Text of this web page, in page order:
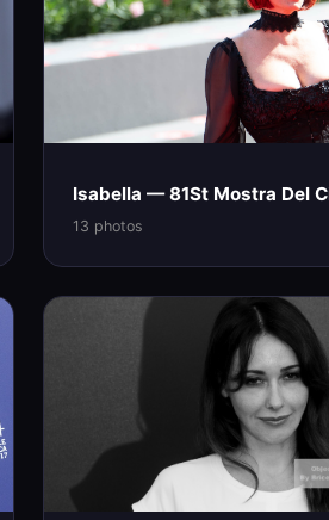
Isabella — 81St Mostra Del
13 photos